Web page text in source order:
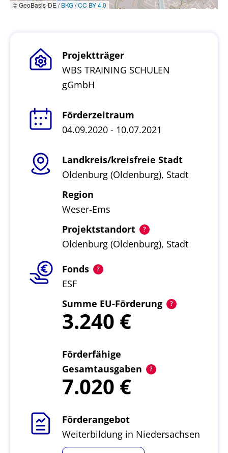
© GeoBasis-DE /BKG/CC BY 4.0
Projektträger
WBS TRAINING SCHULEN
gGmbH
Förderzeitraum
04.09.2020 - 10.07.2021
Landkreis/kreisfreie Stadt
Oldenburg (Oldenburg), Stadt
Region
Weser-Ems
Projektstandort
Oldenburg (Oldenburg), Stadt
Fonds
ESF
Summe EU-Förderung
3.240
Förderfähige
Gesamtausgaben
7.020
Förderangebot
Weiterbildung in Niedersachsen